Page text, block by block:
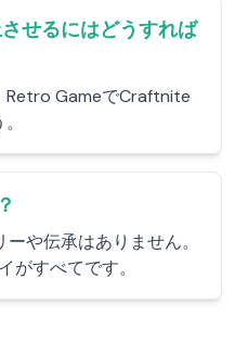
せるにはどうすれば
Retro GameでCraftnite
や伝承はありません。
がすべてです。